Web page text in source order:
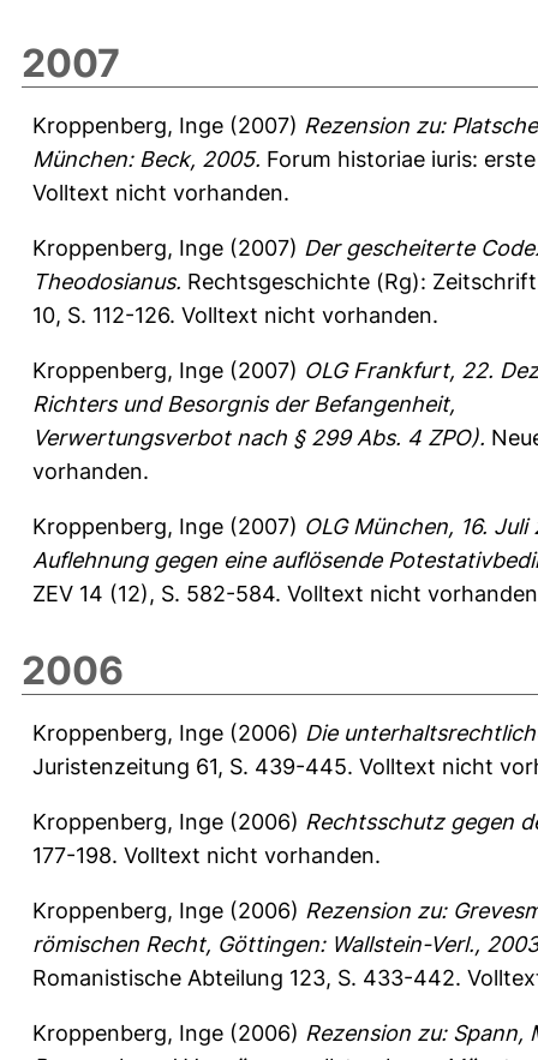
2007
Kroppenberg, Inge (2007) Rezension zu:
München: Beck, 2005. Forum historiae iuris:
Volltext nicht vorhanden.
Kroppenberg, Inge (2007) Der gescheiterte
Theodosianus. Rechtsgeschichte (Rg):
10, S. 112-126. Volltext nicht vorhanden.
Kroppenberg, Inge (2007) OLG Frankfurt, 22.
Richters und Besorgnis der Befangenheit,
Verwertungsverbot nach § 299 Abs. 4 ZPO).
vorhanden.
Kroppenberg, Inge (2007) OLG München, 16.
Auflehnung gegen eine auflösende
ZEV 14 (12), S. 582-584. Volltext nicht
2006
Kroppenberg, Inge (2006) Die
Juristenzeitung 61, S. 439-445. Volltext nicht
Kroppenberg, Inge (2006) Rechtsschutz gegen
177-198. Volltext nicht vorhanden.
Kroppenberg, Inge (2006) Rezension zu:
römischen Recht, Göttingen: Wallstein-Verl.,
Romanistische Abteilung 123, S. 433-442.
Kroppenberg, Inge (2006) Rezension zu: